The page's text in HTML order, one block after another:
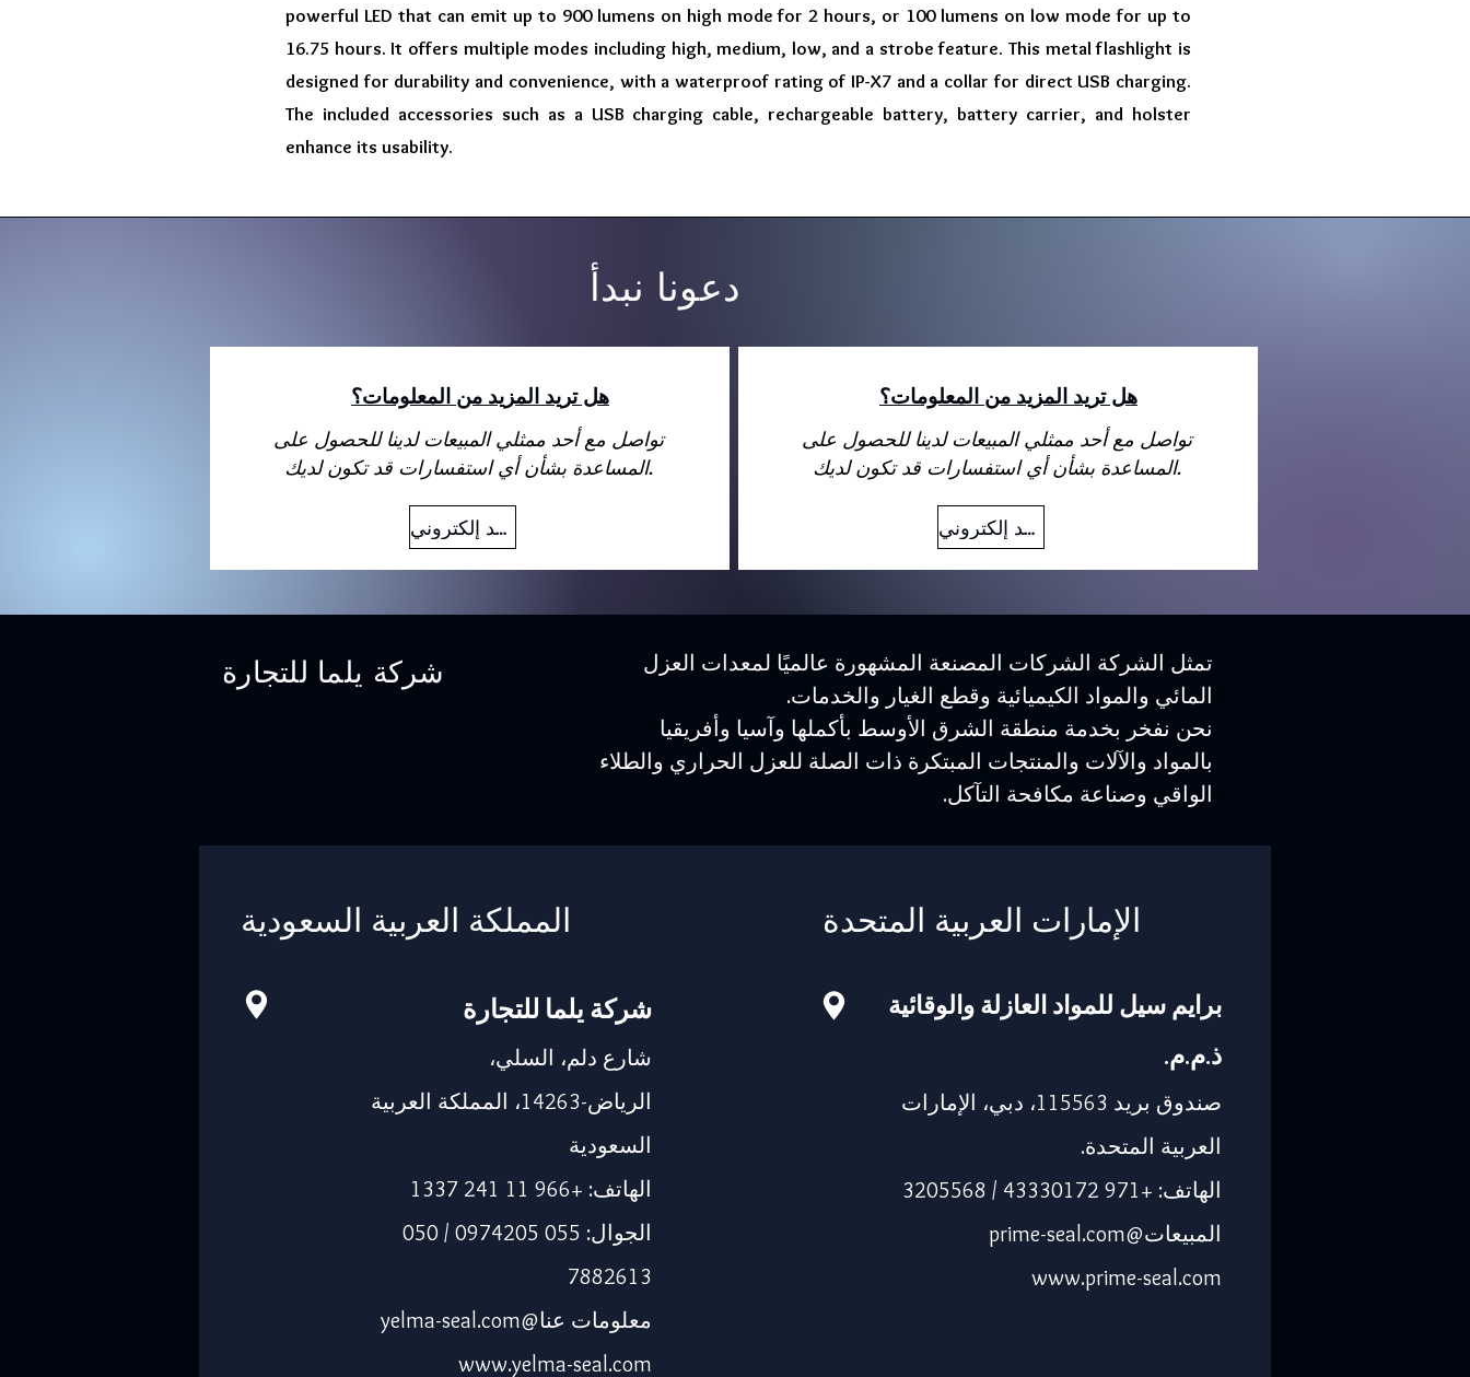
powerful LED that can emit up to 900 lumens on high mode for 2 hours, or 100 lumens on low mode for up to
16.75 hours. It offers multiple modes including high, medium, low, and a strobe feature. This metal flashlight is
designed for durability and convenience, with a waterproof rating of IP-X7 and a collar for direct USB charging.
The included accessories such as a USB charging cable, rechargeable battery, battery carrier, and holster
enhance its usability.
دعونا نبدأ
هل تريد المزيد من المعلومات؟
تواصل مع أحد ممثلي المبيعات لدينا للحصول على
المساعدة بشأن أي استفسارات قد تكون لديك.
بريد إلكتروني
هل تريد المزيد من المعلومات؟
تواصل مع أحد ممثلي المبيعات لدينا للحصول على
المساعدة بشأن أي استفسارات قد تكون لديك.
بريد إلكتروني
شركة يلما للتجارة
تمثل الشركة الشركات المصنعة المشهورة عالميًا لمعدات العزل
المائي والمواد الكيميائية وقطع الغيار والخدمات.
نحن نفخر بخدمة منطقة الشرق الأوسط بأكملها وآسيا وأفريقيا
بالمواد والآلات والمنتجات المبتكرة ذات الصلة للعزل الحراري والطلاء
الواقي وصناعة مكافحة التآكل.
المملكة العربية السعودية
شركة يلما للتجارة
شارع دلم، السلي،
الرياض-14263، المملكة العربية
السعودية
الهاتف: +966 11 241 1337
الجوال: 055 0974205 / 050
7882613
معلومات عنا@yelma-seal.com
www.yelma-seal.com
الإمارات العربية المتحدة
برايم سيل للمواد العازلة والوقائية
ذ.م.م.
صندوق بريد 115563، دبي، الإمارات
العربية المتحدة.
الهاتف: +971 43330172 / 3205568
المبيعات@prime-seal.com
www.prime-seal.com